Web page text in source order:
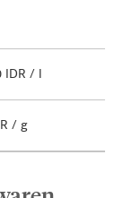
IDR / l
/ g